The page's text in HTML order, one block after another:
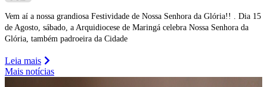
Vem aí a nossa grandiosa Festividade de Nossa Senhora da Glória!! . Dia 15
de Agosto, sábado, a Arquidiocese de Maringá celebra Nossa Senhora da
Glória, também padroeira da Cidade
Leia mais
Mais notícias